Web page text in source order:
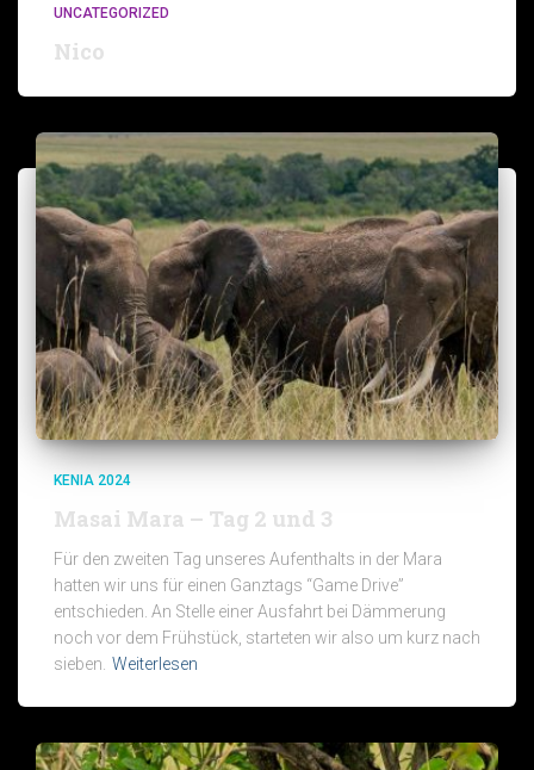
UNCATEGORIZED
Nico
KENIA 2024
Masai Mara – Tag 2 und 3
Für den zweiten Tag unseres Aufenthalts in der Mara
hatten wir uns für einen Ganztags “Game Drive”
entschieden. An Stelle einer Ausfahrt bei Dämmerung
noch vor dem Frühstück, starteten wir also um kurz nach
sieben. Weiterlesen